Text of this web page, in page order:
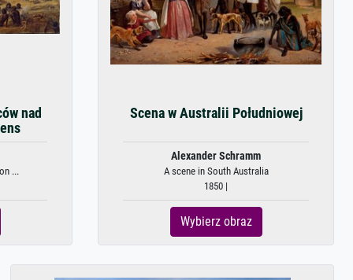
nad
...
Scena w Australii Południowej
Alexander Schramm
A scene in South Australia
1850 |
Wybierz obraz